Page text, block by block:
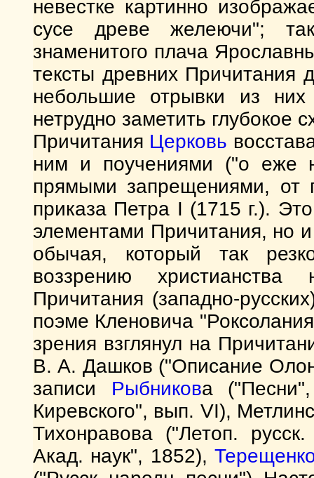
невестке картинно
сусе древе желеючи";
знаменитого плача
тексты древних
небольшие отрывки из
нетрудно заметить
Причитания Церковь
ним и поучениями ("о еже
прямыми запрещениями,
приказа Петра I (1715 г.).
элементами Причитания, но
обычая, который так
воззрению
Причитания (западно-
поэме Кленовича
зрения взглянул на
В. А. Дашков ("Описание
записи Рыбникова
Киревского", вып. VI),
Тихонравова ("Летоп.
Акад. наук", 1852),